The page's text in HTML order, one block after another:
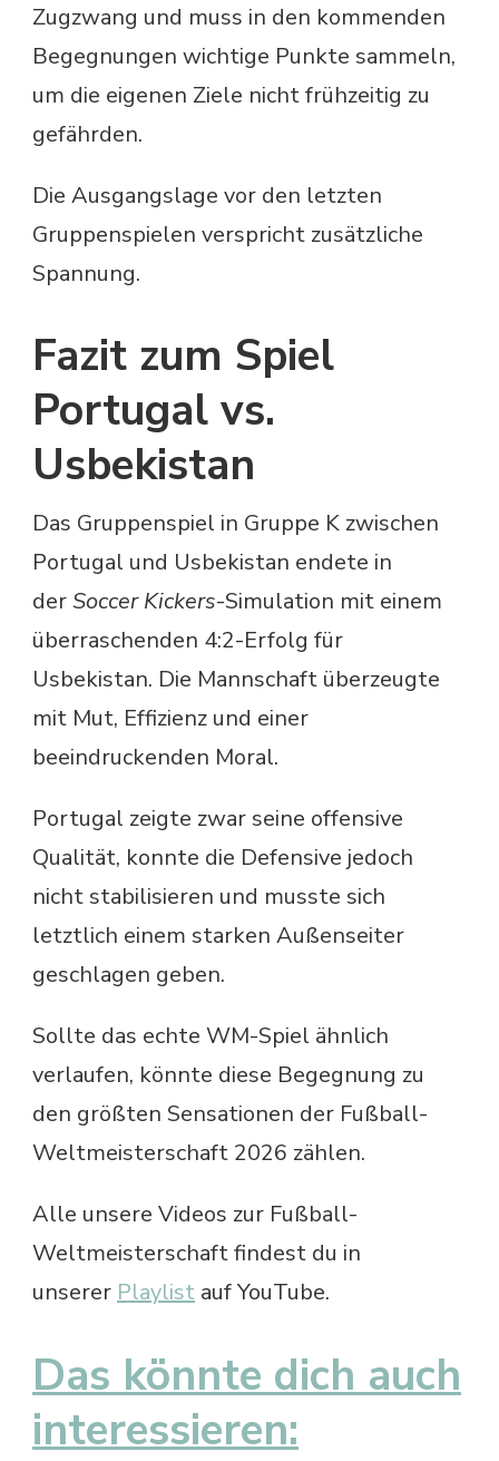
Zugzwang und muss in den kommenden
Begegnungen wichtige Punkte sammeln,
um die eigenen Ziele nicht frühzeitig zu
gefährden.
Die Ausgangslage vor den letzten
Gruppenspielen verspricht zusätzliche
Spannung.
Fazit zum Spiel
Portugal vs.
Usbekistan
Das Gruppenspiel in Gruppe K zwischen
Portugal und Usbekistan endete in
derSoccer Kickers-Simulation mit einem
überraschenden 4:2-Erfolg für
Usbekistan. Die Mannschaft überzeugte
mit Mut, Effizienz und einer
beeindruckenden Moral.
Portugal zeigte zwar seine offensive
Qualität, konnte die Defensive jedoch
nicht stabilisieren und musste sich
letztlich einem starken Außenseiter
geschlagen geben.
Sollte das echte WM-Spiel ähnlich
verlaufen, könnte diese Begegnung zu
den größten Sensationen der Fußball-
Weltmeisterschaft 2026 zählen.
Alle unsere Videos zur Fußball-
Weltmeisterschaft findest du in
unserer Playlist auf YouTube.
Das könnte dich auch
interessieren: